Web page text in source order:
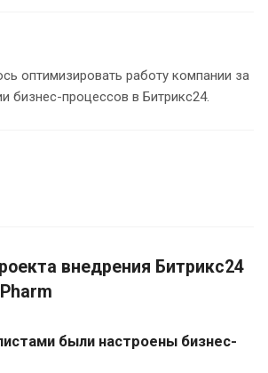
оптимизировать работу компании за
бизнес-процессов в Битрикс24.
внедрения Битрикс24
были настроены бизнес-